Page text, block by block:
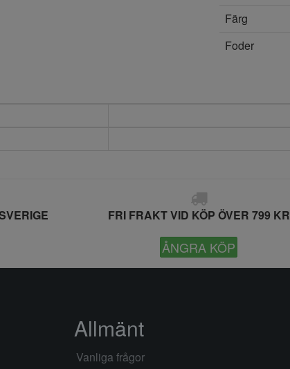
Färg
Foder
FRI FRAKT VID KÖP ÖVER 799 KR
ÅNGRA KÖP
Allmänt
Vanliga frågor